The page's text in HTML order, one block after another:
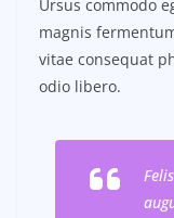
Ursus commodo
magnis
vitae consequat
odio libero.